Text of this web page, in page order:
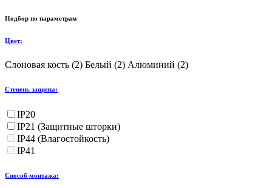
Подбор по параметрам
Цвет:
Слоновая кость (2) Белый (2) Алюминий (2)
Степень защиты:
IP20
IP21 (Защитные шторки)
IP44 (Влагостойкость)
IP41
Способ монтажа: